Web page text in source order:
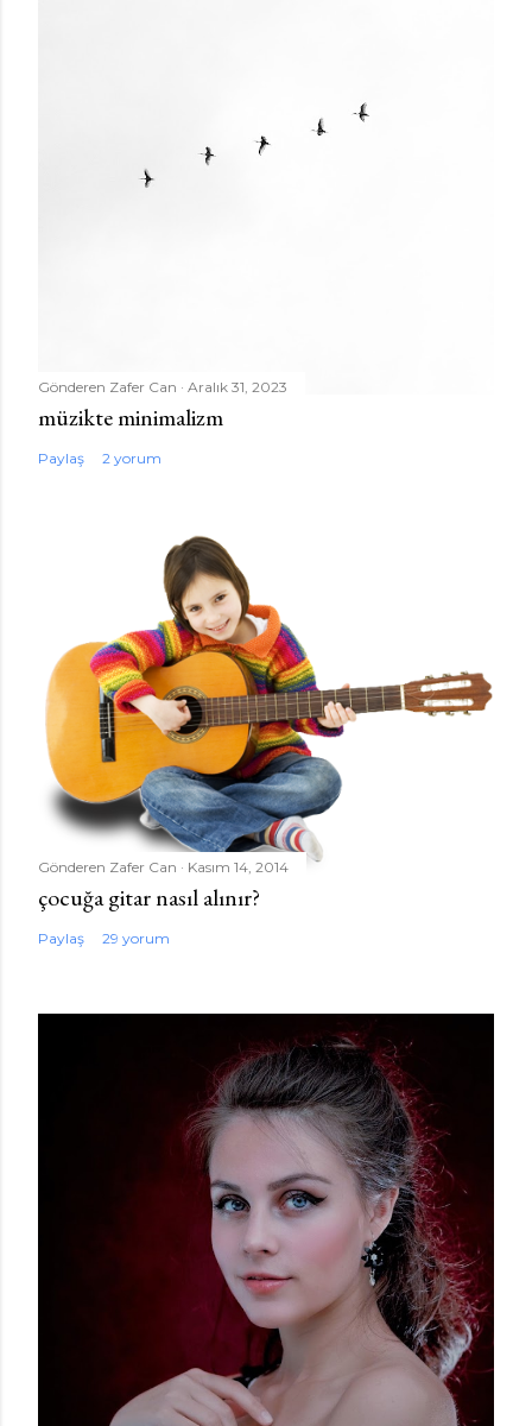
Gönderen Zafer Can Aralık 31, 2023
müzikte minimalizm
Paylaş 2 yorum
Gönderen Zafer Can Kasım 14, 2014
çocuğa gitar nasıl alınır?
Paylaş 29 yorum